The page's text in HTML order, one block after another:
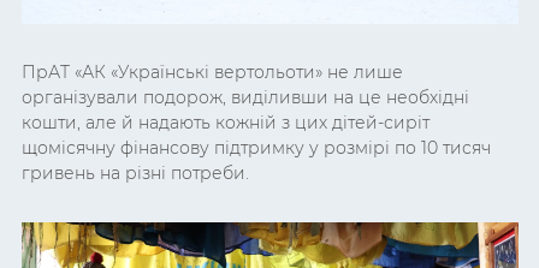
ПрАТ «АК «Українські вертольоти» не лише
організували подорож, виділивши на це необхідні
кошти, але й надають кожній з цих дітей-сиріт
щомісячну фінансову підтримку у розмірі по 10 тисяч
гривень на різні потреби.